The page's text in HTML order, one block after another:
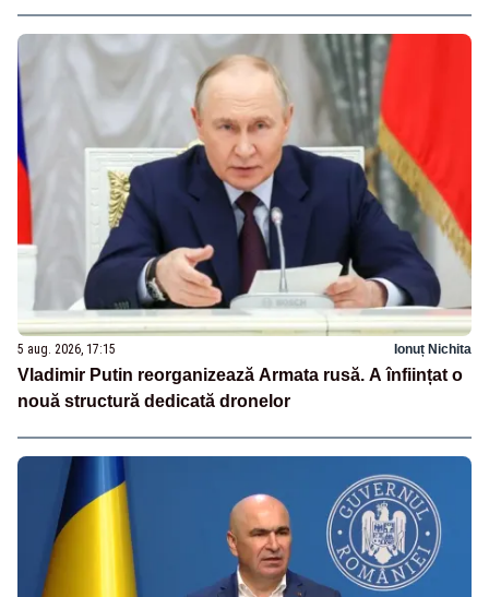
5 aug. 2026, 17:15 Ionuț Nichita
Vladimir Putin reorganizează Armata rusă. A înființat o
nouă structură dedicată dronelor